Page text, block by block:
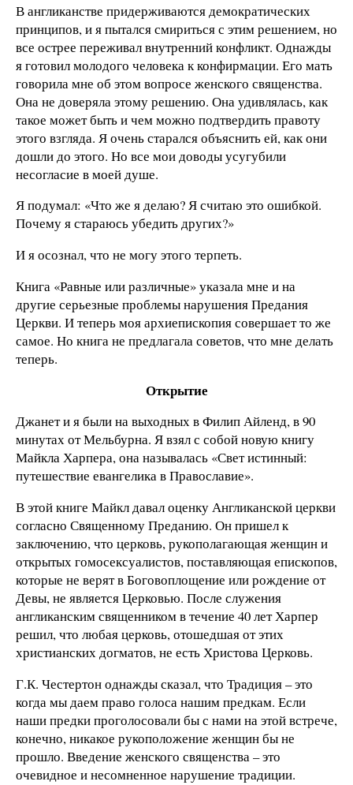
В англиканстве придерживаются демократических
принципов, и я пытался смириться с этим решением, но
все острее переживал внутренний конфликт. Однажды
я готовил молодого человека к конфирмации. Его мать
говорила мне об этом вопросе женского священства.
Она не доверяла этому решению. Она удивлялась, как
такое может быть и чем можно подтвердить правоту
этого взгляда. Я очень старался объяснить ей, как они
дошли до этого. Но все мои доводы усугубили
несогласие в моей душе.
Я подумал: «Что же я делаю? Я считаю это ошибкой.
Почему я стараюсь убедить других?»
И я осознал, что не могу этого терпеть.
Книга «Равные или различные» указала мне и на
другие серьезные проблемы нарушения Предания
Церкви. И теперь моя архиепископия совершает то же
самое. Но книга не предлагала советов, что мне делать
теперь.
Открытие
Джанет и я были на выходных в Филип Айленд, в 90
минутах от Мельбурна. Я взял с собой новую книгу
Майкла Харпера, она называлась «Свет истинный:
путешествие евангелика в Православие».
В этой книге Майкл давал оценку Англиканской церкви
согласно Священному Преданию. Он пришел к
заключению, что церковь, рукополагающая женщин и
открытых гомосексуалистов, поставляющая епископов,
которые не верят в Боговоплощение или рождение от
Девы, не является Церковью. После служения
англиканским священником в течение 40 лет Харпер
решил, что любая церковь, отошедшая от этих
христианских догматов, не есть Христова Церковь.
Г.К. Честертон однажды сказал, что Традиция – это
когда мы даем право голоса нашим предкам. Если
наши предки проголосовали бы с нами на этой встрече,
конечно, никакое рукоположение женщин бы не
прошло. Введение женского священства – это
очевидное и несомненное нарушение традиции.